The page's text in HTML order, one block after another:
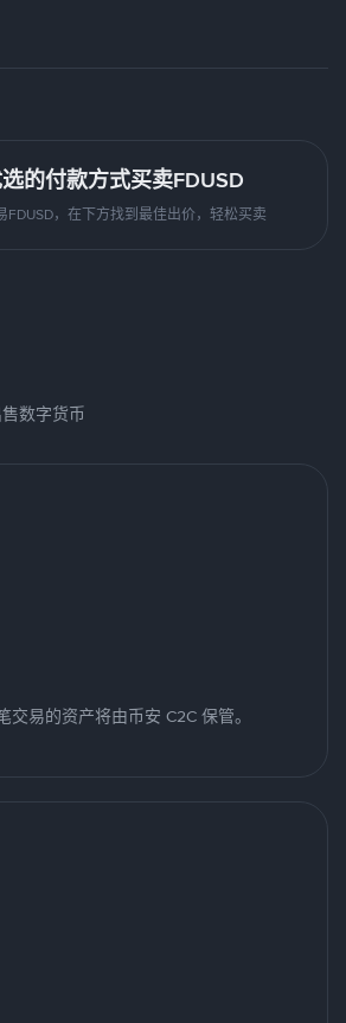
的付款方式买卖FDUSD
FDUSD，在下方找到最佳出价，轻松买卖
数字货币
交易的资产将由币安 C2C 保管。